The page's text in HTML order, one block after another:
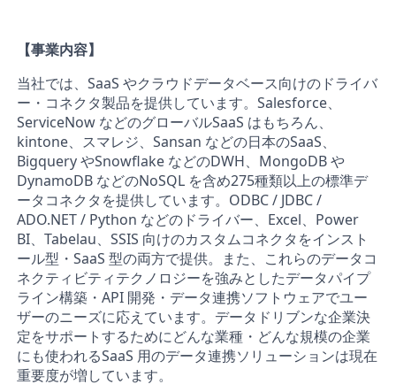
【事業内容】
当社では、SaaS やクラウドデータベース向けのドライバ
ー・コネクタ製品を提供しています。Salesforce、
ServiceNow などのグローバルSaaS はもちろん、
kintone、スマレジ、Sansan などの日本のSaaS、
Bigquery やSnowflake などのDWH、MongoDB や
DynamoDB などのNoSQL を含め275種類以上の標準デ
ータコネクタを提供しています。ODBC / JDBC /
ADO.NET / Python などのドライバー、Excel、Power
BI、Tabelau、SSIS 向けのカスタムコネクタをインスト
ール型・SaaS 型の両方で提供。また、これらのデータコ
ネクティビティテクノロジーを強みとしたデータパイプ
ライン構築・API 開発・データ連携ソフトウェアでユー
ザーのニーズに応えています。データドリブンな企業決
定をサポートするためにどんな業種・どんな規模の企業
にも使われるSaaS 用のデータ連携ソリューションは現在
重要度が増しています。